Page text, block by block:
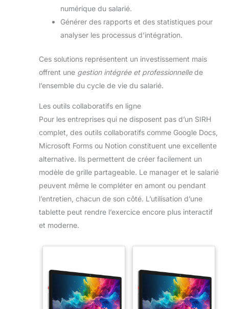
numérique du salarié.
Générer des rapports et des statistiques pour
analyser les processus d’intégration.
Ces solutions représentent un investissement mais
offrent une gestion intégrée et professionnellede
l’ensemble du cycle de vie du salarié.
Les outils collaboratifs en ligne
Pour les entreprises qui ne disposent pas d’un SIRH
complet, des outils collaboratifs comme Google Docs,
Microsoft Forms ou Notion constituent une excellente
alternative. Ils permettent de créer facilement un
modèle de grille partageable. Le manager et le salarié
peuvent même le compléter en amont ou pendant
l’entretien, chacun de son côté. L’utilisation d’une
tablette peut rendre l’exercice encore plus interactif
et moderne.